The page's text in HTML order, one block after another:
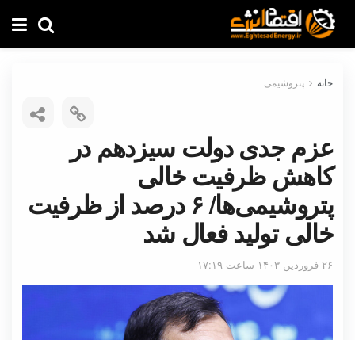
خانه پتروشیمی
عزم جدی دولت سیزدهم در
کاهش ظرفیت خالی
پتروشیمی‌ها/ ۶ درصد از ظرفیت
خالی تولید فعال شد
۲۶ فروردین ۱۴۰۳ ساعت ۱۷:۱۹